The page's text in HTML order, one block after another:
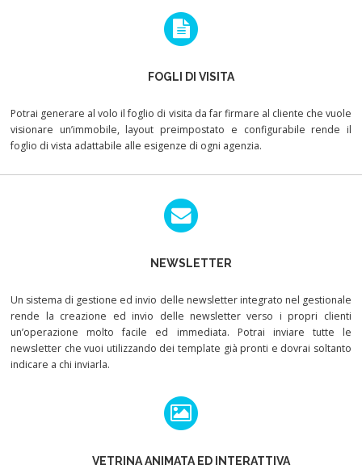
FOGLI DI VISITA
Potrai generare al volo il foglio di visita da far firmare al cliente che vuole
visionare un’immobile, layout preimpostato e configurabile rende il
foglio di vista adattabile alle esigenze di ogni agenzia.
NEWSLETTER
Un sistema di gestione ed invio delle newsletter integrato nel gestionale
rende la creazione ed invio delle newsletter verso i propri clienti
un’operazione molto facile ed immediata. Potrai inviare tutte le
newsletter che vuoi utilizzando dei template già pronti e dovrai soltanto
indicare a chi inviarla.
VETRINA ANIMATA ED INTERATTIVA